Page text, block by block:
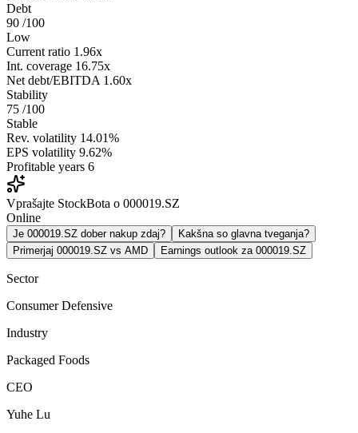
Debt
90 /100
Low
Current ratio 1.96x
Int. coverage 16.75x
Net debt/EBITDA 1.60x
Stability
75 /100
Stable
Rev. volatility 14.01%
EPS volatility 9.62%
Profitable years 6
Vprašajte StockBota o 000019.SZ
Online
Je 000019.SZ dober nakup zdaj?
Kakšna so glavna tveganja?
Primerjaj 000019.SZ vs AMD
Earnings outlook za 000019.SZ
Sector
Consumer Defensive
Industry
Packaged Foods
CEO
Yuhe Lu